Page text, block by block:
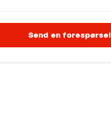
Send en forespørsel